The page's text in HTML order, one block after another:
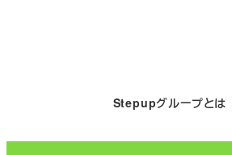
Stepupグループとは